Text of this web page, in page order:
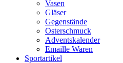
Vasen
Gläser
Gegenstände
Osterschmuck
Adventskalender
Emaille Waren
Sportartikel